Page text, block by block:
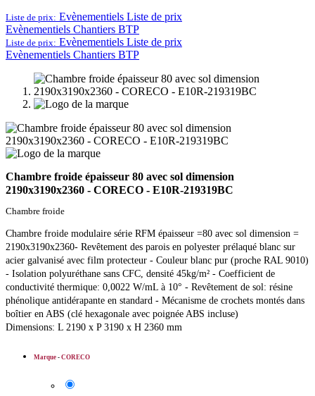
Liste de prix: Evènementiels Liste de prix
Evènementiels Chantiers BTP
Liste de prix: Evènementiels Liste de prix
Evènementiels Chantiers BTP
Chambre froide épaisseur 80 avec sol dimension
2190x3190x2360 - CORECO - E10R-219319BC
Chambre froide
Chambre froide modulaire série RFM épaisseur =80 avec sol dimension =
2190x3190x2360- Revêtement des parois en polyester prélaqué blanc sur
acier galvanisé avec film protecteur - Couleur blanc pur (proche RAL 9010)
- Isolation polyuréthane sans CFC, densité 45kg/m² - Coefficient de
conductivité thermique: 0,0022 W/mL à 10° - Revêtement de sol: résine
phénolique antidérapante en standard - Mécanisme de crochets montés dans
boîtier en ABS (clé hexagonale avec poignée ABS incluse)
Dimensions: L 2190 x P 3190 x H 2360 mm
Marque - CORECO